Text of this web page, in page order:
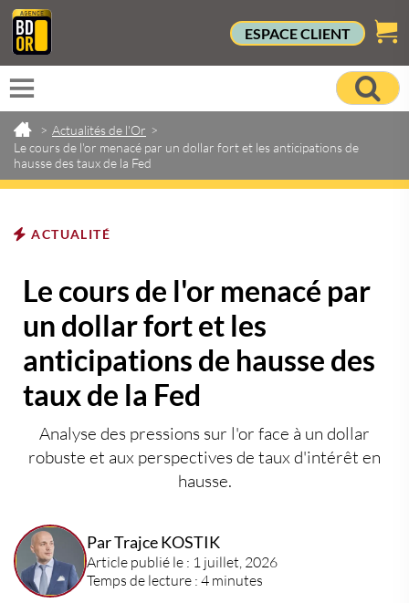
ESPACE CLIENT
> Actualités de l'Or >
Le cours de l'or menacé par un dollar fort et les anticipations de
hausse des taux de la Fed
ACTUALITÉ
Le cours de l'or menacé par
un dollar fort et les
anticipations de hausse des
taux de la Fed
Analyse des pressions sur l'or face à un dollar
robuste et aux perspectives de taux d'intérêt en
hausse.
Par Trajce KOSTIK
Article publié le : 1 juillet, 2026
Temps de lecture : 4 minutes